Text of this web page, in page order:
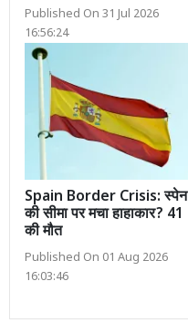
Published On 31 Jul 2026
16:56:24
Spain Border Crisis: स्पेन
की सीमा पर मचा हाहाकार? 41
की मौत
Published On 01 Aug 2026
16:03:46